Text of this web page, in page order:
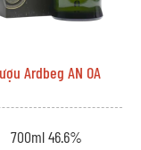
hoàn hảo giữa
Ardbeg AN OA
700ml 46.6%